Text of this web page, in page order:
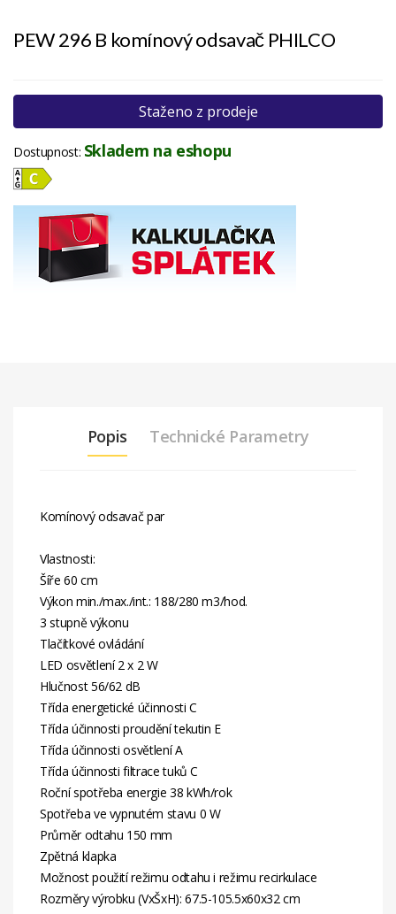
PEW 296 B komínový odsavač PHILCO
Staženo z prodeje
Dostupnost: Skladem na eshopu
Popis Technické Parametry
Komínový odsavač par
Vlastnosti:
Šíře 60 cm
Výkon min./max./int.: 188/280 m3/hod.
3 stupně výkonu
Tlačítkové ovládání
LED osvětlení 2 x 2 W
Hlučnost 56/62 dB
Třída energetické účinnosti C
Třída účinnosti proudění tekutin E
Třída účinnosti osvětlení A
Třída účinnosti filtrace tuků C
Roční spotřeba energie 38 kWh/rok
Spotřeba ve vypnutém stavu 0 W
Průměr odtahu 150 mm
Zpětná klapka
Možnost použití režimu odtahu i režimu recirkulace
Rozměry výrobku (VxŠxH): 67.5-105.5x60x32 cm